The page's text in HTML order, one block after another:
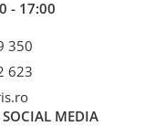
- 17:00
350
623
MEDIA